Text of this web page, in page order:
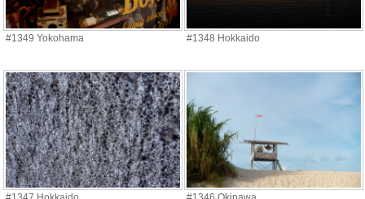
#1349 Yokohama #1348 Hokkaido